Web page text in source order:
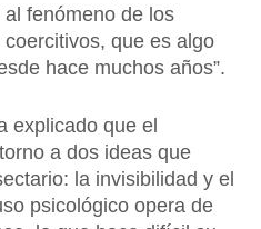
fenómeno de los
que es algo
hace muchos años”.
explicado que el
a dos ideas que
la invisibilidad y el
psicológico opera de